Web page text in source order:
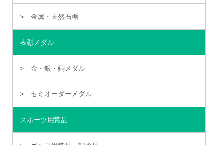
金属・天然石楯
表彰メダル
金・銀・銅メダル
セミオーダーメダル
スポーツ用賞品